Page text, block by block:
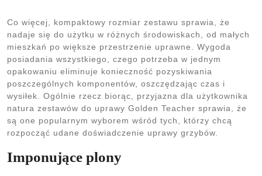
Co więcej, kompaktowy rozmiar zestawu sprawia, że
nadaje się do użytku w różnych środowiskach, od małych
mieszkań po większe przestrzenie uprawne. Wygoda
posiadania wszystkiego, czego potrzeba w jednym
opakowaniu eliminuje konieczność pozyskiwania
poszczególnych komponentów, oszczędzając czas i
wysiłek. Ogólnie rzecz biorąc, przyjazna dla użytkownika
natura zestawów do uprawy Golden Teacher sprawia, że
są one popularnym wyborem wśród tych, którzy chcą
rozpocząć udane doświadczenie uprawy grzybów.
Imponujące plony